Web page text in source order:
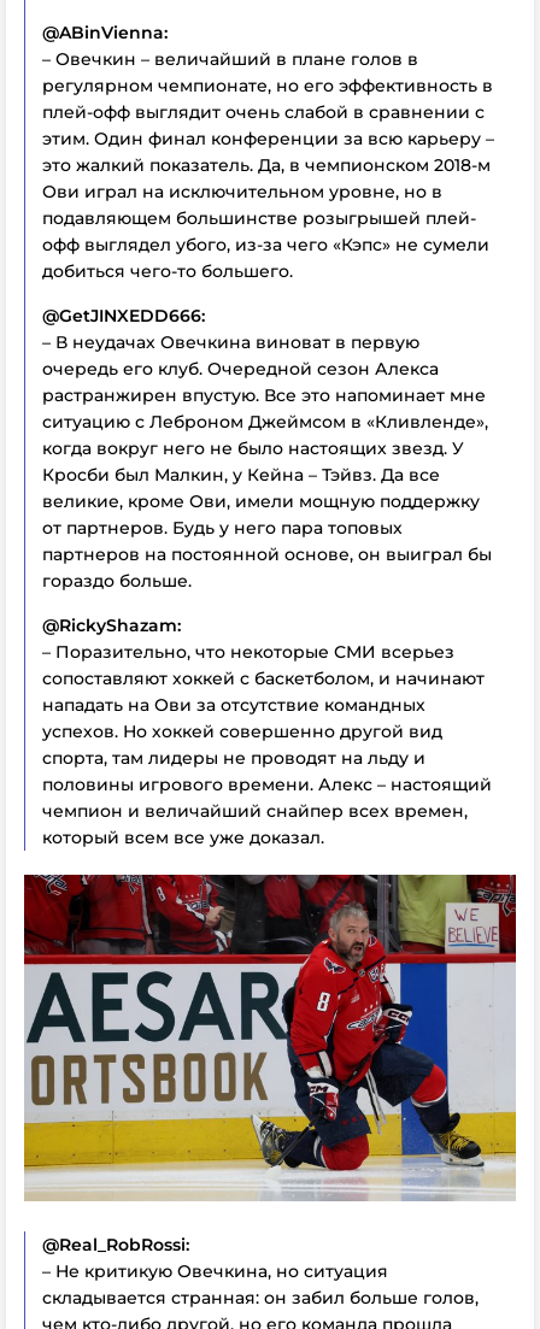
@ABinVienna:
– Овечкин – величайший в плане голов в
регулярном чемпионате, но его эффективность в
плей-офф выглядит очень слабой в сравнении с
этим. Один финал конференции за всю карьеру –
это жалкий показатель. Да, в чемпионском 2018-м
Ови играл на исключительном уровне, но в
подавляющем большинстве розыгрышей плей-
офф выглядел убого, из-за чего «Кэпс» не сумели
добиться чего-то большего.
@GetJINXEDD666:
– В неудачах Овечкина виноват в первую
очередь его клуб. Очередной сезон Алекса
растранжирен впустую. Все это напоминает мне
ситуацию с Леброном Джеймсом в «Кливленде»,
когда вокруг него не было настоящих звезд. У
Кросби был Малкин, у Кейна – Тэйвз. Да все
великие, кроме Ови, имели мощную поддержку
от партнеров. Будь у него пара топовых
партнеров на постоянной основе, он выиграл бы
гораздо больше.
@RickyShazam:
– Поразительно, что некоторые СМИ всерьез
сопоставляют хоккей с баскетболом, и начинают
нападать на Ови за отсутствие командных
успехов. Но хоккей совершенно другой вид
спорта, там лидеры не проводят на льду и
половины игрового времени. Алекс – настоящий
чемпион и величайший снайпер всех времен,
который всем все уже доказал.
@Real_RobRossi:
– Не критикую Овечкина, но ситуация
складывается странная: он забил больше голов,
чем кто-либо другой, но его команда прошла